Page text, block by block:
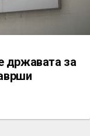
државата за